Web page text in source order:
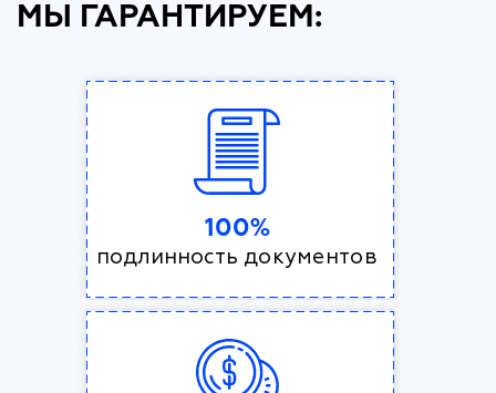
МЫ ГАРАНТИРУЕМ:
100%
подлинность документов